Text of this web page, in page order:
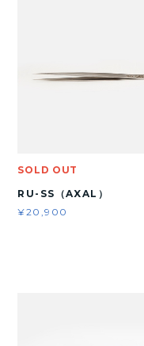
SOLD OUT
RU-SS（AXAL）
¥20,900